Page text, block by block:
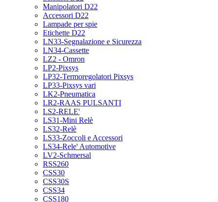
Manipolatori D22
Accessori D22
Lampade per spie
Etichette D22
LN33-Segnalazione e Sicurezza
LN34-Cassette
LZ2 - Omron
LP2-Pixsys
LP32-Termoregolatori Pixsys
LP33-Pixsys vari
LK2-Pneumatica
LR2-RAAS PULSANTI
LS2-RELE'
LS31-Mini Relè
LS32-Relè
LS33-Zoccoli e Accessori
LS34-Rele' Automotive
LV2-Schmersal
RSS260
CSS30
CSS30S
CSS34
CSS180